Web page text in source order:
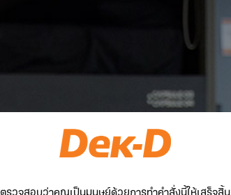
ตรวจสอบว่าคุณเป็นมนุษย์ด้วยการทำคำสั่งนี้ให้เสร็จสิ้น